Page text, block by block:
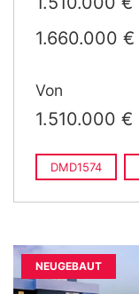
1.660.000 €
Von
1.510.000 €
DMD1574
NEUGEBAUT